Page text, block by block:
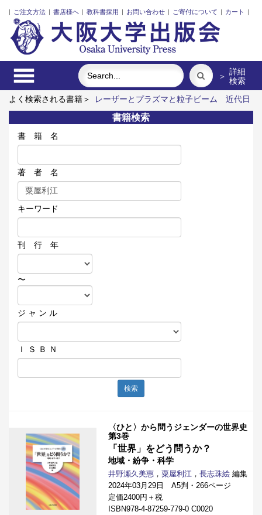
| ご注文方法 | 書店様へ | 教科書採用 | お問い合わせ | ご寄付について | カート |
＞ 詳細
検索
よく検索される書籍＞
レーザーとプラズマと粒子ビーム
近代日
本における企業家の諸系譜
食べる 脳の神秘を探る
明治・大
正・昭和の細菌学者たち
街に拓く大学
書籍検索
書 籍 名
著 者 名
キーワード
刊 行 年
〜
ジ ャ ン ル
Ｉ Ｓ Ｂ Ｎ
検索
〈ひと〉から問うジェンダーの世界史
第3巻
「世界」をどう問うか？
地域・紛争・科学
井野瀬久美惠 ， 粟屋利江 ， 長志珠絵 編集
2024年03月29日 A5判・266ページ
定価2400円＋税
ISBN978-4-87259-779-0 C0020